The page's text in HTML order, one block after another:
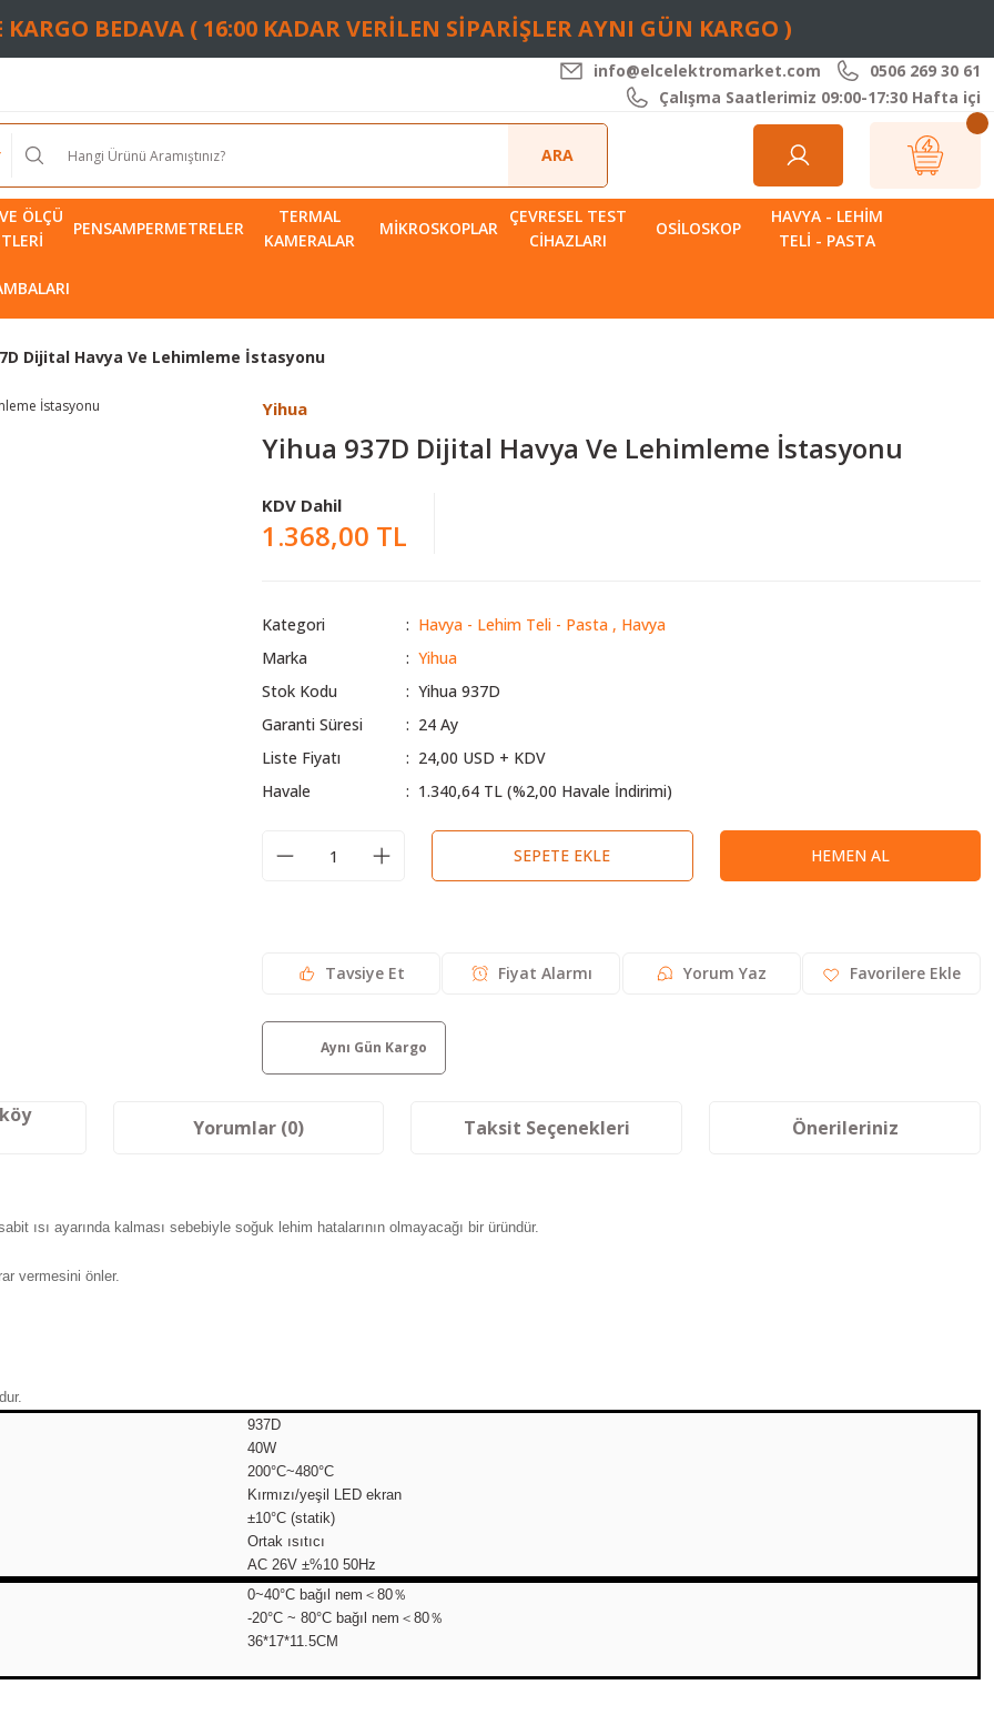
KARGO BEDAVA ( 16:00 KADAR VERİLEN SİPARİŞLER AYNI GÜN KARGO )
info@elcelektromarket.com
0506 269 30 61
Çalışma Saatlerimiz 09:00-17:30 Hafta içi
ARA
ÖLÇÜ
PENSAMPERMETRELER
TERMAL
KAMERALAR
MIKROSKOPLAR
ÇEVRESEL TEST
CIHAZLARI
OSILOSKOP
HAVYA - LEHIM
TELI - PASTA
Dijital Havya Ve Lehimleme İstasyonu
Yihua
Yihua 937D Dijital Havya Ve Lehimleme İstasyonu
KDV Dahil
1.368,00 TL
Kategori Havya - Lehim Teli - Pasta , Havya
Marka
Yihua
Stok Kodu
Yihua 937D
Garanti Süresi
24 Ay
Liste Fiyatı
24,00 USD + KDV
Havale
1.340,64 TL (%2,00 Havale İndirimi)
SEPETE EKLE HEMEN AL
Tavsiye Et Fiyat Alarmı Yorum Yaz
Aynı Gün Kargo
Yorumlar (0) Taksit Seçenekleri Önerileriniz
ısı ayarında kalması sebebiyle soğuk lehim hatalarının olmayacağı bir üründür.
vermesini önler.
937D
40W
200°C~480°C
Kırmızı/yeşil LED ekran
±10°C (statik)
Ortak ısıtıcı
AC 26V ±%10 50Hz
0~40°C bağıl nem＜80％
-20°C ~ 80°C bağıl nem＜80％
36*17*11.5CM